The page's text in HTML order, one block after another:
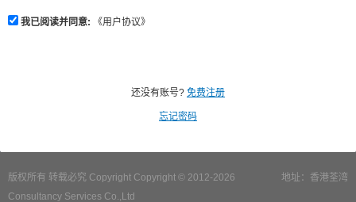
我已阅读并同意: 《用户协议》
还没有账号? 免费注册
忘记密码
地址：香港荃湾
版权所有 转载必究 Copyright Copyright © 2012-2026
Consultancy Services Co.,Ltd